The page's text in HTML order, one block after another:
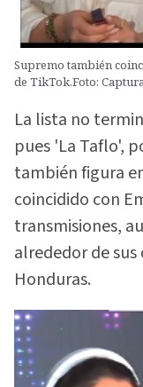
Supremo también
de TikTok.Foto:
La lista no
pues 'La Taflo',
también figura
coincidido con
transmisiones,
alrededor de
Honduras.